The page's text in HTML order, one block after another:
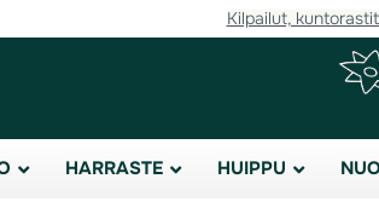
Kilpailut,
HARRASTE HUIPPU